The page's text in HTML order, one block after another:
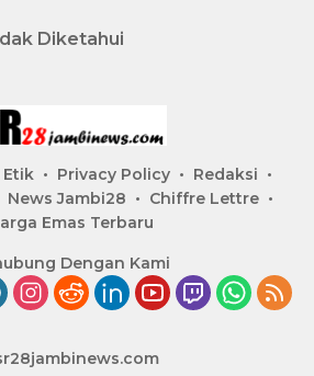
Diketahui
Etik Privacy Policy
Redaksi
News Jambi28
Chiffre Lettre
Emas Terbaru
Dengan Kami